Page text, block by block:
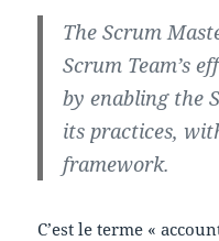
The Scrum
Scrum Team’s
by enabling the
its practices,
framework.
C’est le terme «